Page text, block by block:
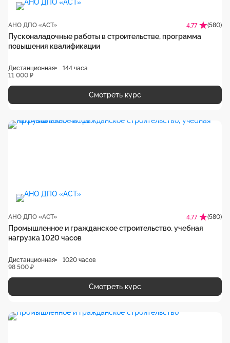
АНО ДПО «АСТ» 4.77 (580)
Пусконаладочные работы в строительстве, программа
повышения квалификации
Дистанционная
144 часа
11 000 ₽
Смотреть курс
АНО ДПО «АСТ» 4.77 (580)
Промышленное и гражданское строительство, учебная
нагрузка 1020 часов
Дистанционная
1020 часов
98 500 ₽
Смотреть курс